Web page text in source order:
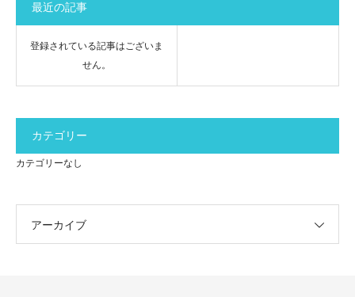
最近の記事
登録されている記事はございま
せん。
カテゴリー
カテゴリーなし
アーカイブ